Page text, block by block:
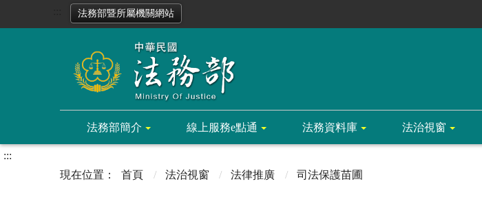
法務部暨所屬機關網站
法務部簡介 線上服務e點通 法務資料庫 法治視窗
:::
首頁
法治視窗 法律推廣 司法保護苗圃